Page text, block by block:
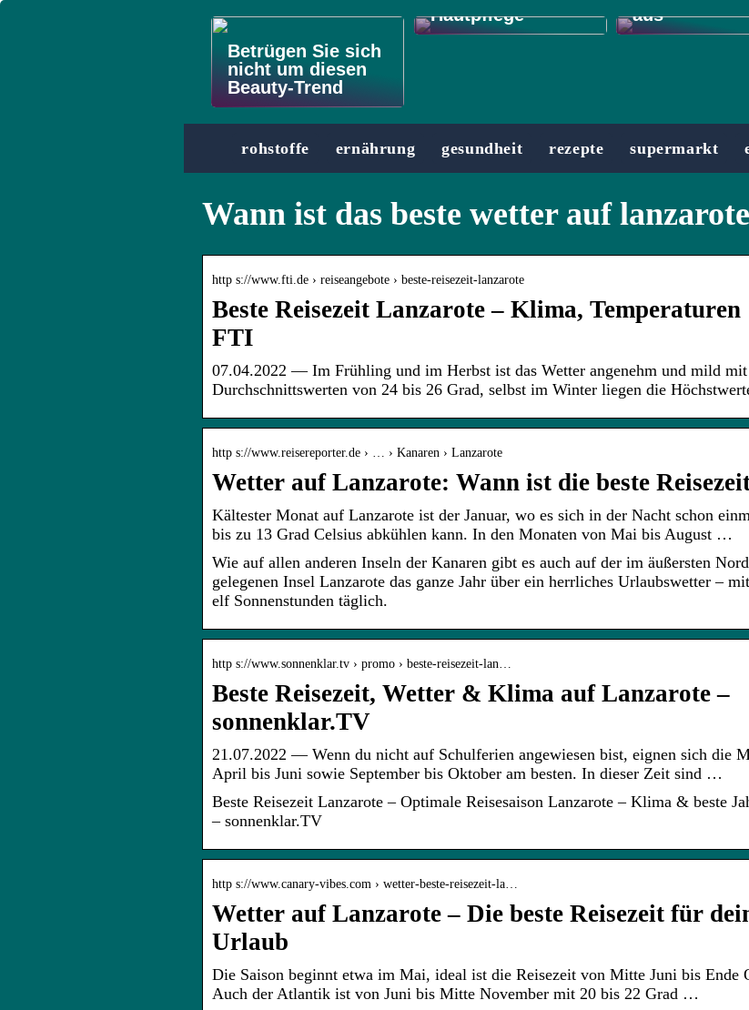
Betrügen Sie sich
nicht um diesen
Beauty-Trend
Hautpflege
aus
rohstoffe ernährung gesundheit rezepte supermarkt
Wann ist das beste wetter auf lanzarote
http s://www.fti.de › reiseangebote › beste-reisezeit-lanzarote
Beste Reisezeit Lanzarote – Klima,
FTI
07.04.2022 — Im Frühling und im Herbst ist das Wetter angenehm und mild mit
Durchschnittswerten von 24 bis 26 Grad, selbst im Winter liegen die
http s://www.reisereporter.de › … › Kanaren › Lanzarote
Wetter auf Lanzarote: Wann ist die beste
Kältester Monat auf Lanzarote ist der Januar, wo es sich in der Nacht schon
bis zu 13 Grad Celsius abkühlen kann. In den Monaten von Mai bis August …
Wie auf allen anderen Inseln der Kanaren gibt es auch auf der im äußersten
gelegenen Insel Lanzarote das ganze Jahr über ein herrliches Urlaubswetter –
elf Sonnenstunden täglich.
http s://www.sonnenklar.tv › promo › beste-reisezeit-lan…
Beste Reisezeit, Wetter & Klima auf Lanzarote –
sonnenklar.TV
21.07.2022 — Wenn du nicht auf Schulferien angewiesen bist, eignen sich die
April bis Juni sowie September bis Oktober am besten. In dieser Zeit sind …
Beste Reisezeit Lanzarote – Optimale Reisesaison Lanzarote – Klima & beste
– sonnenklar.TV
http s://www.canary-vibes.com › wetter-beste-reisezeit-la…
Wetter auf Lanzarote – Die beste Reisezeit für
Urlaub
Die Saison beginnt etwa im Mai, ideal ist die Reisezeit von Mitte Juni bis Ende
Auch der Atlantik ist von Juni bis Mitte November mit 20 bis 22 Grad …